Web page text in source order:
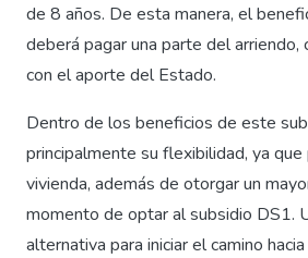
de 8 años. De esta manera, el
deberá pagar una parte del arriendo,
con el aporte del Estado.
Dentro de los beneficios de este
principalmente su flexibilidad, ya
vivienda, además de otorgar un
momento de optar al subsidio DS1.
alternativa para iniciar el camino